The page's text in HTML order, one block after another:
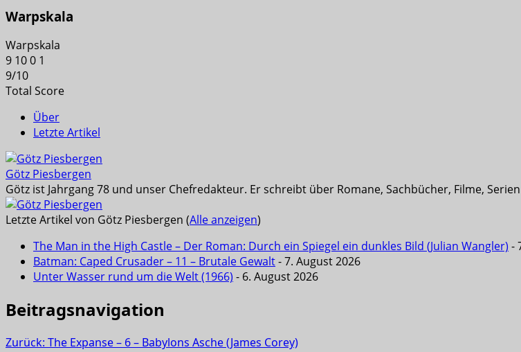
Warpskala
Warpskala
9 100 1
9/10
Total Score
Über
Letzte Artikel
Götz Piesbergen
Götz ist Jahrgang 78 und unser Chefredakteur. Er schreibt über Romane, Sachbücher, Filme,
Letzte Artikel von Götz Piesbergen (Alle anzeigen)
The Man in the High Castle – Der Roman: Durch ein Spiegel ein dunkles Bild (Julian Wangler) -
Batman: Caped Crusader – 11 – Brutale Gewalt- 7. August 2026
Unter Wasser rund um die Welt (1966) - 6. August 2026
Beitragsnavigation
Zurück: The Expanse – 6 – Babylons Asche (James Corey)